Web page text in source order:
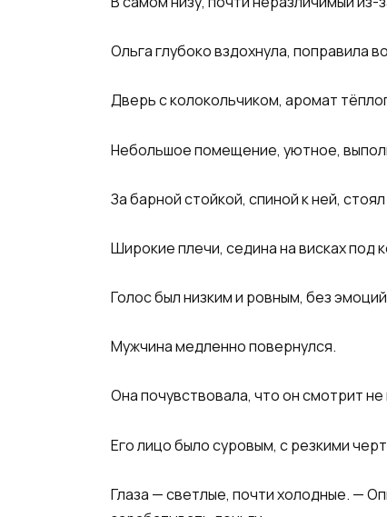
Ольга глубоко вздохнула, поправила
Дверь с колокольчиком, аромат
Небольшое помещение, уютное,
За барной стойкой, спиной к ней,
Широкие плечи, седина на висках под
Голос был низким и ровным, без
Мужчина медленно повернулся.
Она почувствовала, что он смотрит
Его лицо было суровым, с резкими
Глаза — светлые, почти холодные. —